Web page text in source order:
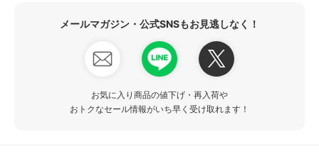
メールマガジン・公式SNSもお見逃しなく！
お気に入り商品の値下げ・再入荷や
おトクなセール情報がいち早く受け取れます！